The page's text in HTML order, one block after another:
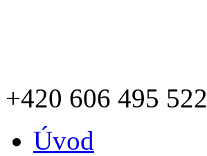
+420 606 495 522
Úvod